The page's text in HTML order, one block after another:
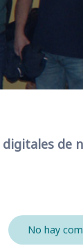
de
No hay